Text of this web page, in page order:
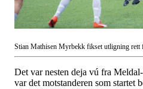
Stian Mathisen Myrbekk fikset utligning
Det var nesten deja vú fra
var det motstanderen som startet